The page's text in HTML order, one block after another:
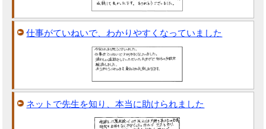
仕事がていねいで、わかりやすくなっていました
ネットで先生を知り、本当に助けられました